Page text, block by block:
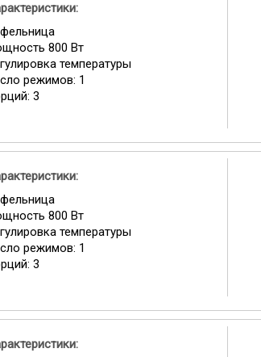
800 Вт
температуры
режимов: 1
3
800 Вт
температуры
режимов: 1
3